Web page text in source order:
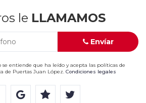
le LLAMAMOS
Envíar
se entiende que ha leído y acepta las políticas de
de Puertas Juan López. Condiciones legales